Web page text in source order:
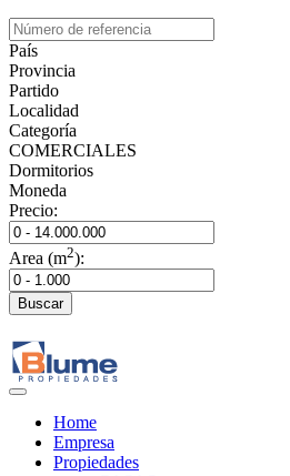
País
Provincia
Partido
Localidad
Categoría
COMERCIALES
Dormitorios
Moneda
Precio:
Area (m2):
Buscar
Home
Empresa
Propiedades